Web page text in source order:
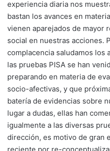
experiencia diaria nos
bastan los avances en
vienen aparejados de mayor
social en nuestras acciones.
complacencia saludamos los
las pruebas PISA se han
preparando en materia de
socio-afectivas, y que
batería de evidencias sobre
lugar a dudas, ellas han
igualmente a las diversas
dirección, es motivo de gran
reciente por re-